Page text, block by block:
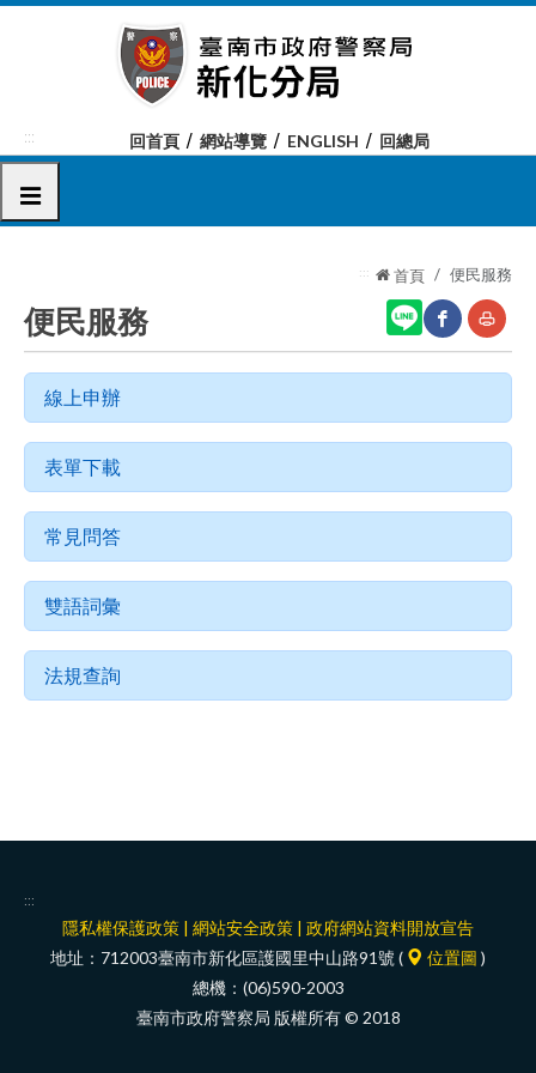
跳
容
塊
::: 回首頁 網站導覽 ENGLISH 回總局
選單
::: 首頁 便民服務
便民服務
站
享
facebook
善
印
線上申辦
表單下載
常見問答
雙語詞彙
法規查詢
:::
隱私權保護政策 | 網站安全政策 | 政府網站資料開放宣告
地址：712003臺南市新化區護國里中山路91號 (
位置圖 )
總機：(06)590-2003
臺南市政府警察局 版權所有 © 2018